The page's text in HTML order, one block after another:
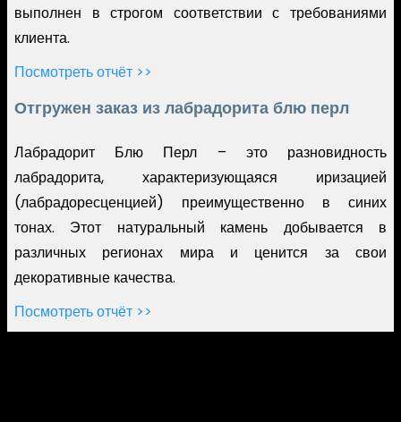
выполнен в строгом соответствии с требованиями
клиента.
Посмотреть отчёт >>
Отгружен заказ из лабрадорита блю перл
Лабрадорит Блю Перл – это разновидность
лабрадорита, характеризующаяся иризацией
(лабрадоресценцией) преимущественно в синих
тонах. Этот натуральный камень добывается в
различных регионах мира и ценится за свои
декоративные качества.
Посмотреть отчёт >>